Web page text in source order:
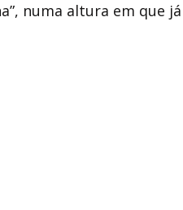
numa altura em que